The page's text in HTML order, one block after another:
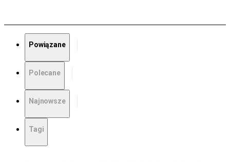
Powiązane
Polecane
Najnowsze
Tagi